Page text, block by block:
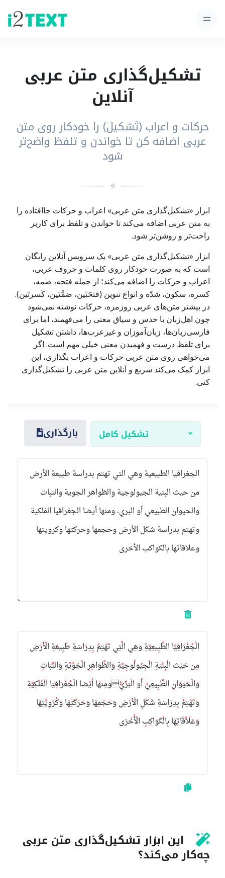
تشکیل‌گذاری متن عربی
آنلاین
حرکات و اعراب (تَشکیل) را خودکار روی متن
عربی اضافه کن تا خواندن و تلفظ واضح‌تر
شود
✧
ابزار «تشکیل‌گذاری متن عربی» اعراب و حرکات جاافتاده را
به متن عربی اضافه می‌کند تا خواندن و تلفظ برای کاربر
راحت‌تر و روشن‌تر شود.
ابزار «تشکیل‌گذاری متن عربی» یک سرویس آنلاین رایگان
است که به صورت خودکار روی کلمات و حروف عربی،
اعراب و حرکات را اضافه می‌کند؛ از جمله فتحه، ضمه،
کسره، سکون، شدّه و انواع تنوین (فتحَتَین، ضمَّتَین، کَسرتَین).
در بیشتر متن‌های عربی روزمره، حرکات نوشته نمی‌شود
چون اهل‌زبان با حدس و سیاق معنی را می‌فهمند، اما برای
فارسی‌زبان‌ها، زبان‌آموزان و غیرعرب‌ها، داشتن تشکیل
برای تلفظ درست و فهمیدن معنی خیلی مهم است. اگر
می‌خواهی روی متن عربی حرکات و اعراب بگذاری، این
ابزار کمک می‌کند سریع و آنلاین متن عربی را تشکیل‌گذاری
کنی.
بارگذاری تشکیل کامل
الْجُغْرَافِيَّا الطَّبِيعِيَّةِ وهِي الَّتِي تَهْتِمُ بِدِرَاسَةِ طَبِيعَةِ الْأَرَضِ
مِن حَيْث الْبِنْيَةِ الْجِيُولُوجِيَّةِ وَالظَّوَاهِرِ الْجَوِّيَّةِ وَالنَّبَاتِ
وَالْحَيَوَانِ الطَّبِيعِيِّ أَو الْبَرِّيُّومِنهَا أَيْضا الْجُغْرَافِيَا الْفَلَكِيَّةِ
وَتَهْتِمُ بِدِرَاسَةِ شَكْلِ الْأرْضِ وَحَجْمِهَا وَحَرَكَتِهَا وَكُرَوِيَّتِهَا
وَعَلَاَّقَاتِهَا بِالْكَوَاكِبِ الْأُخْرَى
این ابزار تشکیل‌گذاری متن عربی
چه‌کار می‌کند؟